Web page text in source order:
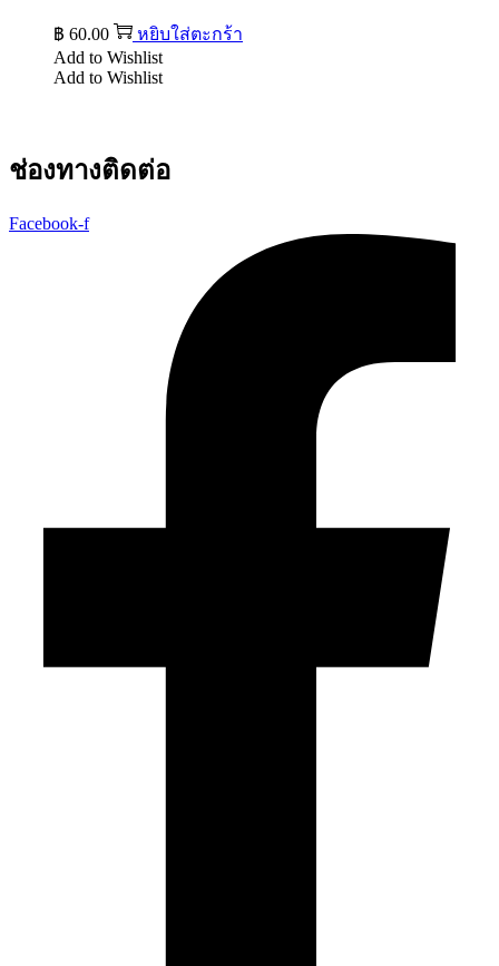
฿ 60.00
หยิบใส่ตะกร้า
Add to Wishlist
Add to Wishlist
ช่องทางติดต่อ
Facebook-f